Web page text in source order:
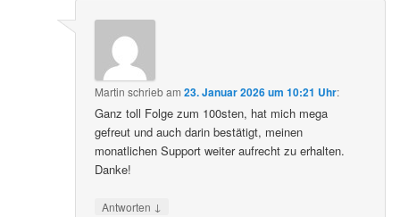
Martin schriebam23. Januar 2026 um 10:21 Uhr:
Ganz toll Folge zum 100sten, hat mich mega
gefreut und auch darin bestätigt, meinen
monatlichen Support weiter aufrecht zu erhalten.
Danke!
Antworten ↓